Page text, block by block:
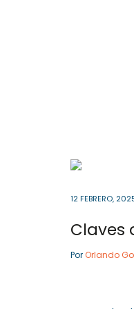
12 FEBRERO,
Claves
Por Orlando